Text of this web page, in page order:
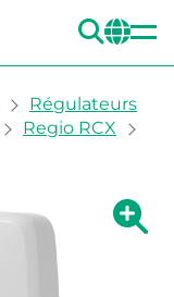
Régulateurs
Regio RCX